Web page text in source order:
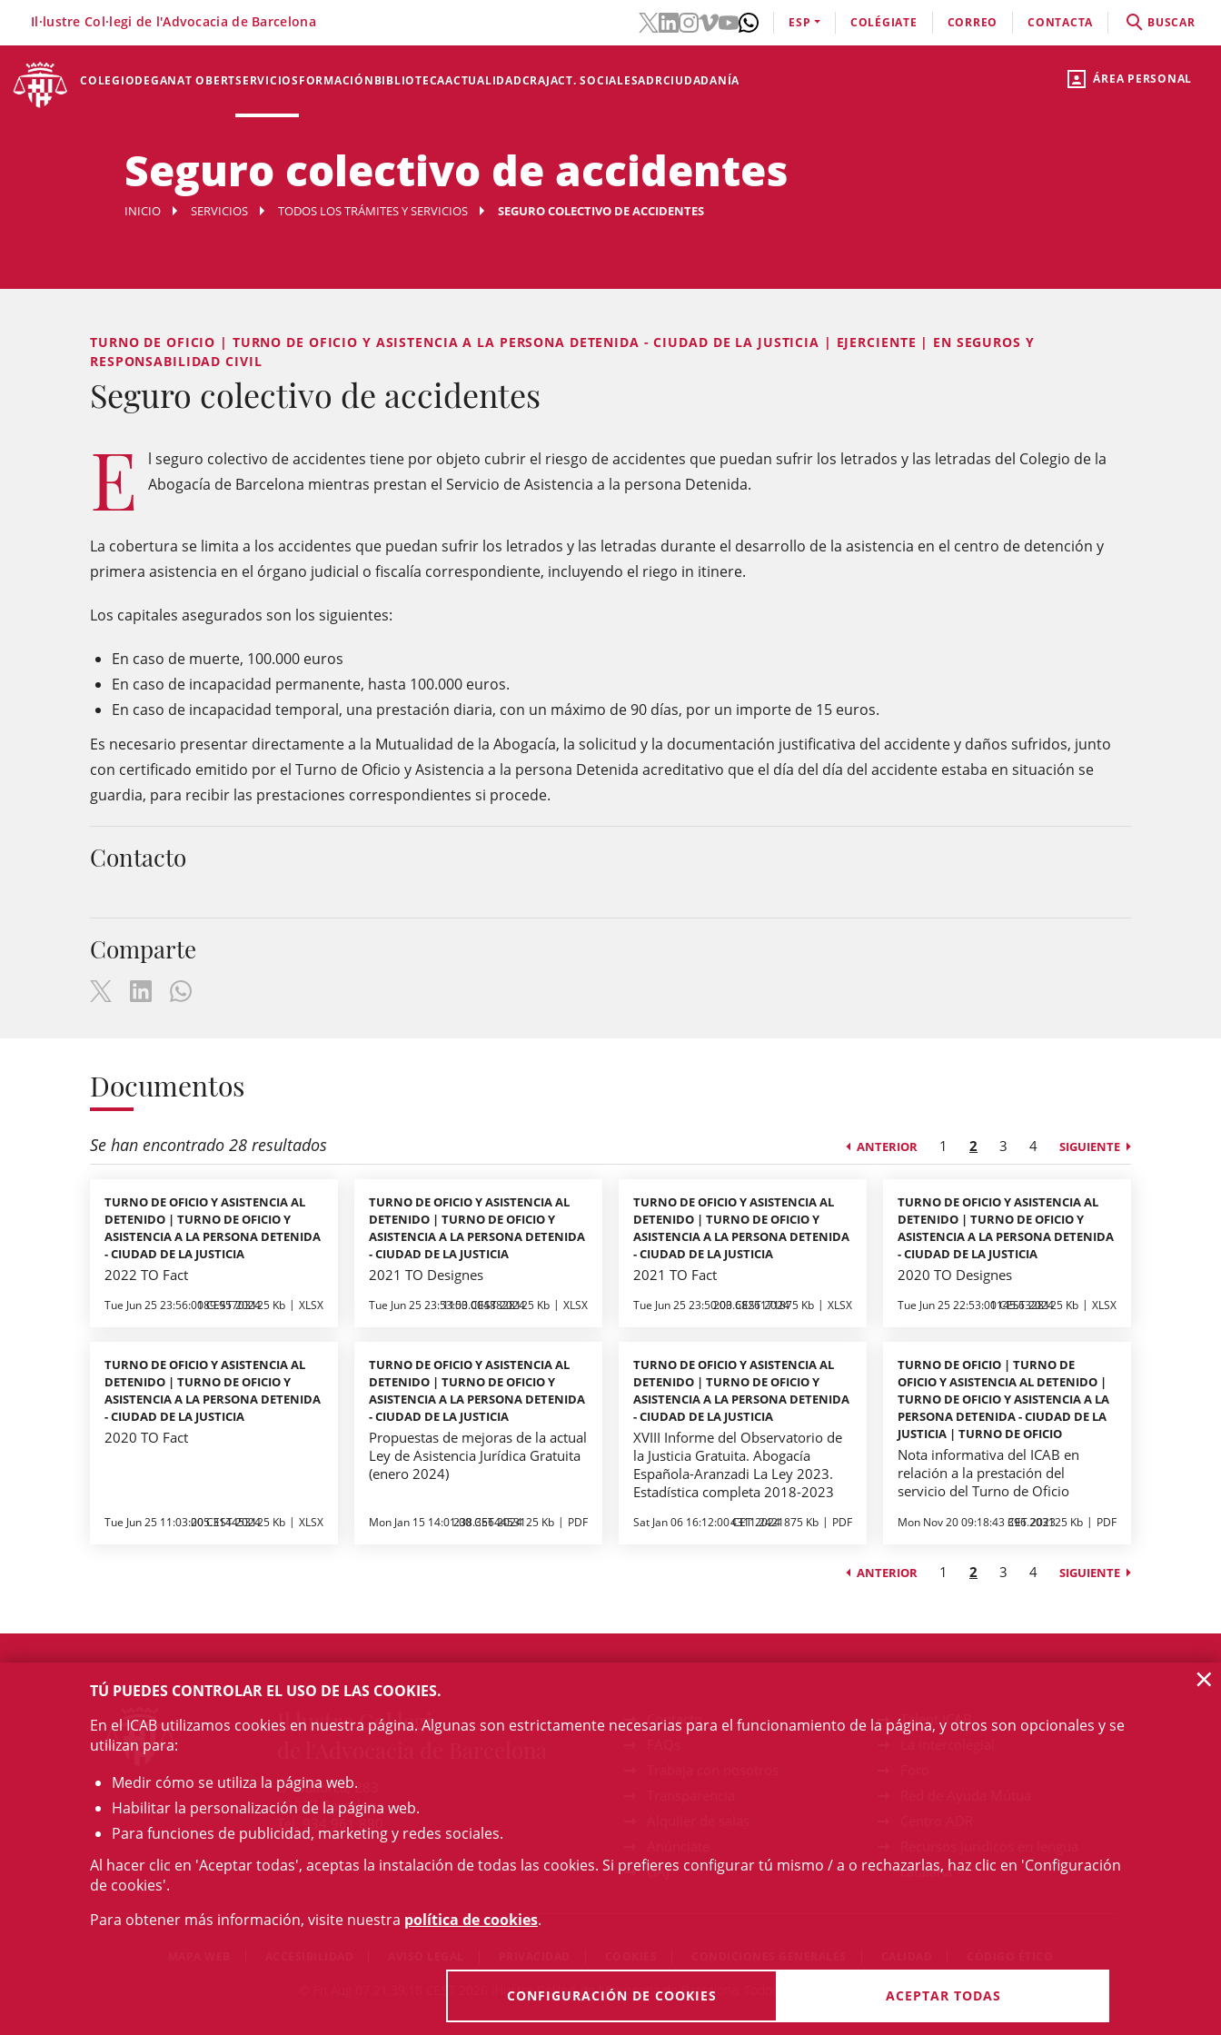
ÁREA PERSONAL
COLEGIODEGANAT OBERTSERVICIOSFORMACIÓNBIBLIOTECAACTUALIDADCRAJACT. SOCIALESADRCIUDADANÍA
Il·lustre Col·legi de l'Advocacia de Barcelona ESP COLÉGIATE CORREO CONTACTA BUSCAR
Seguro colectivo de accidentes
INICIO SERVICIOS TODOS LOS TRÁMITES Y SERVICIOS SEGURO COLECTIVO DE ACCIDENTES
TURNO DE OFICIO | TURNO DE OFICIO Y ASISTENCIA A LA PERSONA DETENIDA - CIUDAD DE LA JUSTICIA | EJERCIENTE | EN SEGUROS Y
RESPONSABILIDAD CIVIL
Seguro colectivo de accidentes
E
l seguro colectivo de accidentes tiene por objeto cubrir el riesgo de accidentes que puedan sufrir los letrados y las letradas del Colegio de la
Abogacía de Barcelona mientras prestan el Servicio de Asistencia a la persona Detenida.
La cobertura se limita a los accidentes que puedan sufrir los letrados y las letradas durante el desarrollo de la asistencia en el centro de detención y
primera asistencia en el órgano judicial o fiscalía correspondiente, incluyendo el riego in itinere.
Los capitales asegurados son los siguientes:
En caso de muerte, 100.000 euros
En caso de incapacidad permanente, hasta 100.000 euros.
En caso de incapacidad temporal, una prestación diaria, con un máximo de 90 días, por un importe de 15 euros.
Es necesario presentar directamente a la Mutualidad de la Abogacía, la solicitud y la documentación justificativa del accidente y daños sufridos, junto
con certificado emitido por el Turno de Oficio y Asistencia a la persona Detenida acreditativo que el día del día del accidente estaba en situación se
guardia, para recibir las prestaciones correspondientes si procede.
Contacto
Comparte
Documentos
Se han encontrado 28 resultados ANTERIOR 1 2 3 4 SIGUIENTE
TURNO DE OFICIO Y ASISTENCIA AL
DETENIDO | TURNO DE OFICIO Y
ASISTENCIA A LA PERSONA DETENIDA
- CIUDAD DE LA JUSTICIA
2022 TO Fact
Tue Jun 25 23:56:00 CEST 2024
189.95703125 Kb XLSX
TURNO DE OFICIO Y ASISTENCIA AL
DETENIDO | TURNO DE OFICIO Y
ASISTENCIA A LA PERSONA DETENIDA
- CIUDAD DE LA JUSTICIA
2021 TO Designes
Tue Jun 25 23:53:00 CEST 2024
1153.0048828125 Kb XLSX
TURNO DE OFICIO Y ASISTENCIA AL
DETENIDO | TURNO DE OFICIO Y
ASISTENCIA A LA PERSONA DETENIDA
- CIUDAD DE LA JUSTICIA
2021 TO Fact
Tue Jun 25 23:50:00 CEST 2024
203.6826171875 Kb XLSX
TURNO DE OFICIO Y ASISTENCIA AL
DETENIDO | TURNO DE OFICIO Y
ASISTENCIA A LA PERSONA DETENIDA
- CIUDAD DE LA JUSTICIA
2020 TO Designes
Tue Jun 25 22:53:00 CEST 2024
1145.6328125 Kb XLSX
TURNO DE OFICIO Y ASISTENCIA AL
DETENIDO | TURNO DE OFICIO Y
ASISTENCIA A LA PERSONA DETENIDA
- CIUDAD DE LA JUSTICIA
2020 TO Fact
Tue Jun 25 11:03:00 CEST 2024
205.314453125 Kb XLSX
TURNO DE OFICIO Y ASISTENCIA AL
DETENIDO | TURNO DE OFICIO Y
ASISTENCIA A LA PERSONA DETENIDA
- CIUDAD DE LA JUSTICIA
Propuestas de mejoras de la actual
Ley de Asistencia Jurídica Gratuita
(enero 2024)
Mon Jan 15 14:01:00 CET 2024
238.3564453125 Kb PDF
TURNO DE OFICIO Y ASISTENCIA AL
DETENIDO | TURNO DE OFICIO Y
ASISTENCIA A LA PERSONA DETENIDA
- CIUDAD DE LA JUSTICIA
XVIII Informe del Observatorio de
la Justicia Gratuita. Abogacía
Española-Aranzadi La Ley 2023.
Estadística completa 2018-2023
Sat Jan 06 16:12:00 CET 2024
4311.2421875 Kb PDF
TURNO DE OFICIO | TURNO DE
OFICIO Y ASISTENCIA AL DETENIDO |
TURNO DE OFICIO Y ASISTENCIA A LA
PERSONA DETENIDA - CIUDAD DE LA
JUSTICIA | TURNO DE OFICIO
Nota informativa del ICAB en
relación a la prestación del
servicio del Turno de Oficio
Mon Nov 20 09:18:43 CET 2023
396.203125 Kb PDF
ANTERIOR 1 2 3 4 SIGUIENTE
Il·lustre Col·legi
c/ Mallorca, 283
08037 Barcelona
Tel. 934 961 880
Contacto
GAJ
Talent ICAB
catalana
© Fri Aug 07 21:39:18 CEST 2026 Il·lustre Col·legi de l'Advocacia de Barcelona. Todos los derechos reservados
TÚ PUEDES CONTROLAR EL USO DE LAS COOKIES.
En el ICAB utilizamos cookies en nuestra página. Algunas son estrictamente necesarias para el funcionamiento de la página, y otros son opcionales y se
utilizan para:
Medir cómo se utiliza la página web.
Habilitar la personalización de la página web.
Para funciones de publicidad, marketing y redes sociales.
Al hacer clic en 'Aceptar todas', aceptas la instalación de todas las cookies. Si prefieres configurar tú mismo / a o rechazarlas, haz clic en 'Configuración
de cookies'.
Para obtener más información, visite nuestra política de cookies.
CONFIGURACIÓN DE COOKIES ACEPTAR TODAS
×